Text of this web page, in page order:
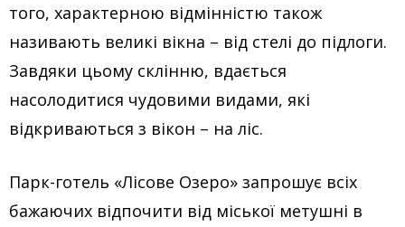
того, характерною відмінністю також
називають великі вікна – від стелі до підлоги.
Завдяки цьому склінню, вдається
насолодитися чудовими видами, які
відкриваються з вікон – на ліс.
Парк-готель «Лісове Озеро» запрошує всіх
бажаючих відпочити від міської метушні в